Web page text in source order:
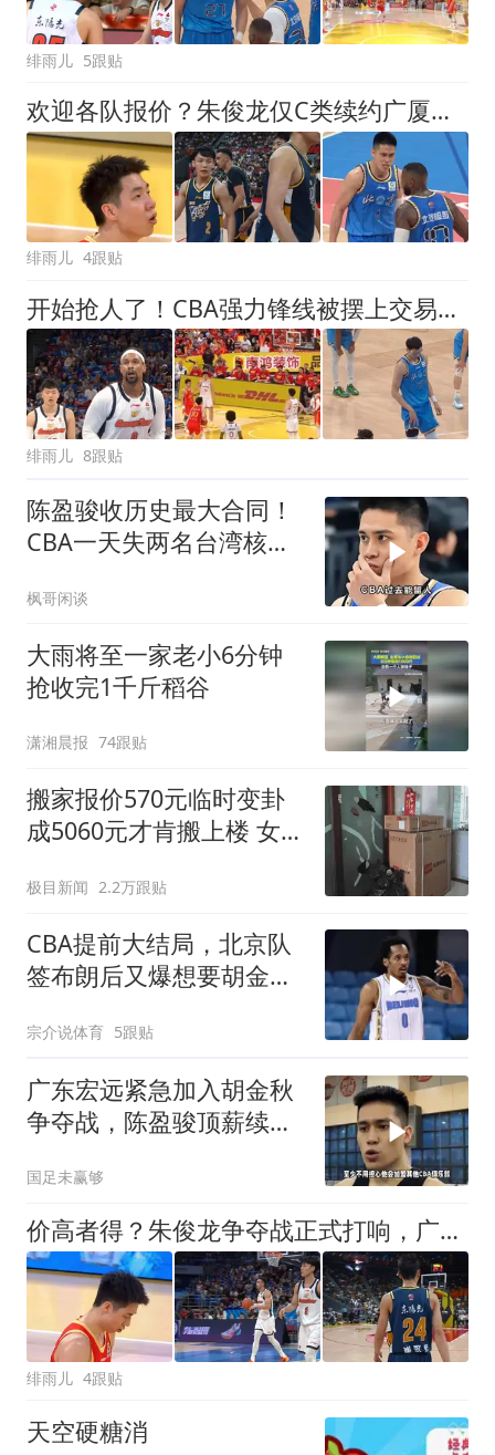
绯雨儿 5跟贴
欢迎各队报价？朱俊龙仅C类续约广厦男篮3年，广东北京等多队有意
绯雨儿 4跟贴
开始抢人了！CBA强力锋线被摆上交易货架，辽粤京等队给出报价？
绯雨儿 8跟贴
陈盈骏收历史最大合同！
CBA一天失两名台湾核
枫哥闲谈
大雨将至一家老小6分钟
抢收完1千斤稻谷
潇湘晨报 74跟贴
搬家报价570元临时变卦
成5060元才肯搬上楼 女子
极目新闻 2.2万跟贴
CBA提前大结局，北京队
签布朗后又爆想要胡金
宗介说体育 5跟贴
广东宏远紧急加入胡金秋
争夺战，陈盈骏顶薪续
国足未赢够
价高者得？朱俊龙争夺战正式打响，广厦队拒绝D类顶薪合同锁人！
绯雨儿 4跟贴
天空硬糖消